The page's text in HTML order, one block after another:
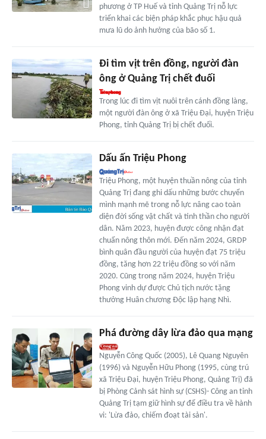
phương ở TP Huế và tỉnh Quảng Trị nỗ lực
triển khai các biện pháp khắc phục hậu quả
mưa lũ do ảnh hưởng của bão số 1.
Đi tìm vịt trên đồng, người đàn
ông ở Quảng Trị chết đuối
Trong lúc đi tìm vịt nuôi trên cánh đồng làng,
một người đàn ông ở xã Triệu Đại, huyện Triệu
Phong, tỉnh Quảng Trị bị chết đuối.
Dấu ấn Triệu Phong
Triệu Phong, một huyện thuần nông của tỉnh
Quảng Trị đang ghi dấu những bước chuyển
mình mạnh mẽ trong nỗ lực nâng cao toàn
diện đời sống vật chất và tinh thần cho người
dân. Năm 2023, huyện được công nhận đạt
chuẩn nông thôn mới. Đến năm 2024, GRDP
bình quân đầu người của huyện đạt 75 triệu
đồng, tăng hơn 22 triệu đồng so với năm
2020. Cũng trong năm 2024, huyện Triệu
Phong vinh dự được Chủ tịch nước tặng
thưởng Huân chương Độc lập hạng Nhì.
Phá đường dây lừa đảo qua mạng
Nguyễn Công Quốc (2005), Lê Quang Nguyên
(1996) và Nguyễn Hữu Phong (1995, cùng trú
xã Triệu Đại, huyện Triệu Phong, Quảng Trị) đã
bị Phòng Cảnh sát hình sự (CSHS)- Công an tỉnh
Quảng Trị tạm giữ hình sự để điều tra về hành
vi: 'Lừa đảo, chiếm đoạt tài sản'.